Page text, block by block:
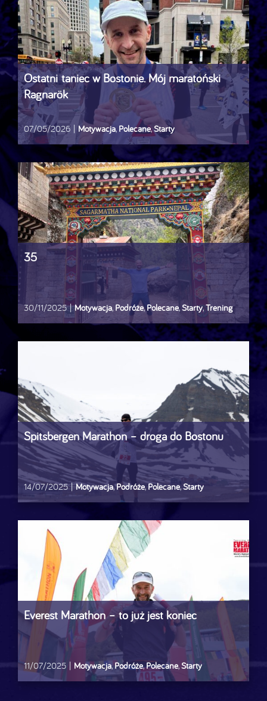
Ostatni taniec w Bostonie. Mój maratoński
Ragnarök
07/05/2026 | Motywacja, Polecane,Starty
35
30/11/2025 | Motywacja, Podróże,Polecane,Starty,Trening
Spitsbergen Marathon – droga do Bostonu
14/07/2025 | Motywacja,Podróże,Polecane,Starty
Everest Marathon – to już jest koniec
11/07/2025 | Motywacja, Podróże,Polecane,Starty